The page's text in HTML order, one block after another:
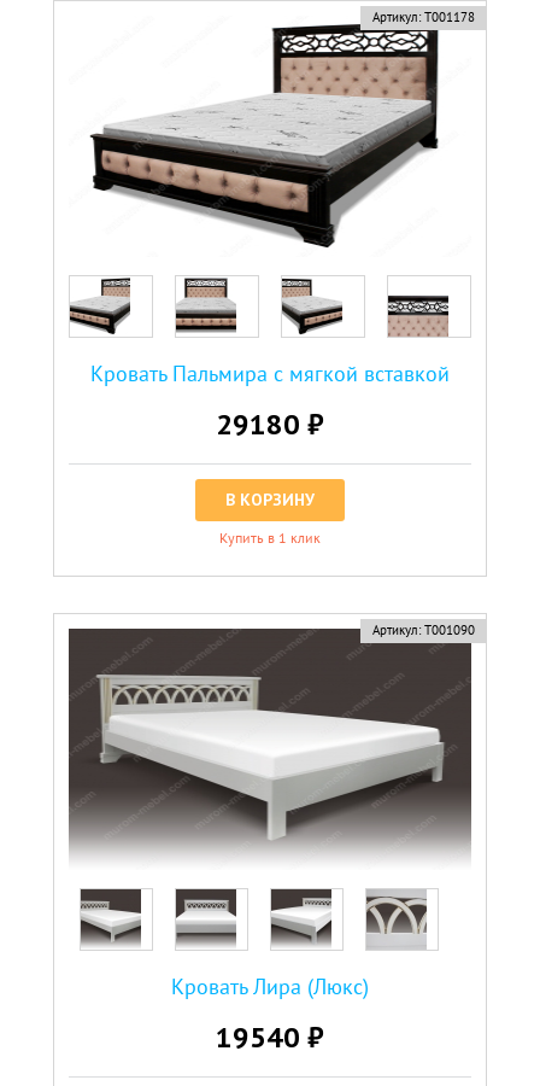
Артикул: Т001178
Кровать Пальмира с мягкой вcтавкой
29180 ₽
В КОРЗИНУ
Купить в 1 клик
Артикул: Т001090
Кровать Лира (Люкс)
19540 ₽